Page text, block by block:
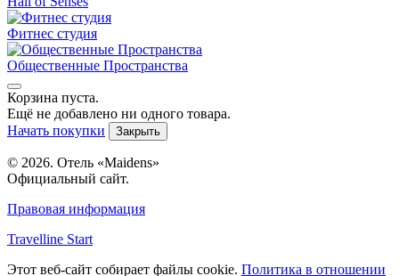
Фитнес студия
Общественные Пространства
Корзина пуста.
Ещё не добавлено ни одного товара.
Начать покупки
Закрыть
© 2026. Отель «Maidens»
Официальный сайт.
Правовая информация
Travelline Start
Этот веб-сайт собирает файлы cookie. Политика в отношении